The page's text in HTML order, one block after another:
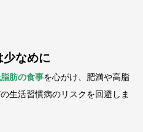
なめに
肪の食事を心がけ、肥満や高脂
生活習慣病のリスクを回避しま